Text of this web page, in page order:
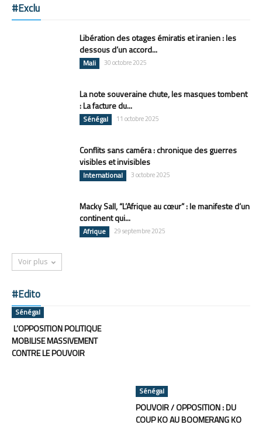
#Exclu
Libération des otages émiratis et iranien : les
dessous d’un accord...
Mali 30 octobre 2025
La note souveraine chute, les masques tombent
: La facture du...
Sénégal 11 octobre 2025
Conflits sans caméra : chronique des guerres
visibles et invisibles
International 3 octobre 2025
Macky Sall, “L’Afrique au cœur” : le manifeste d’un
continent qui...
Afrique 29 septembre 2025
Voir plus
#Edito
Sénégal
L’OPPOSITION POLITIQUE
MOBILISE MASSIVEMENT
CONTRE LE POUVOIR
Sénégal
POUVOIR / OPPOSITION : DU
COUP KO AU BOOMERANG KO